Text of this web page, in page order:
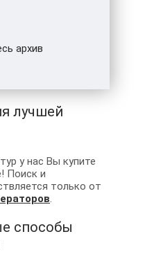
архив
лучшей
у нас Вы купите
Поиск и
только от
.
способы